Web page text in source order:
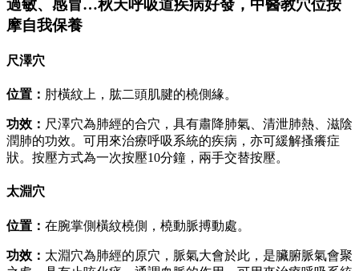
過敏、感冒…秋天呼吸道疾病好發，中醫教穴位按
摩自我保養
尺澤穴
位置： 肘橫紋上，肱二頭肌腱的橈側緣。
功效： 尺澤穴為肺經的合穴，具有肅降肺氣、清泄肺熱、滋陰
潤肺的功效。可用來治療呼吸系統的疾病，亦可緩解搔癢症
狀。按壓方式為一次按壓10分鐘，兩手交替按壓。
太淵穴
位置： 在腕掌側橫紋橈側，橈動脈搏動處。
功效： 太淵穴為肺經的原穴，脈氣大會於此，是臟腑脈氣會聚